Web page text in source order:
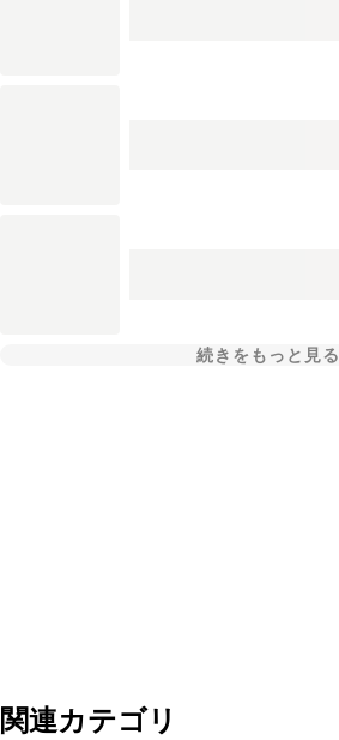
続きをもっと見る
関連カテゴリ